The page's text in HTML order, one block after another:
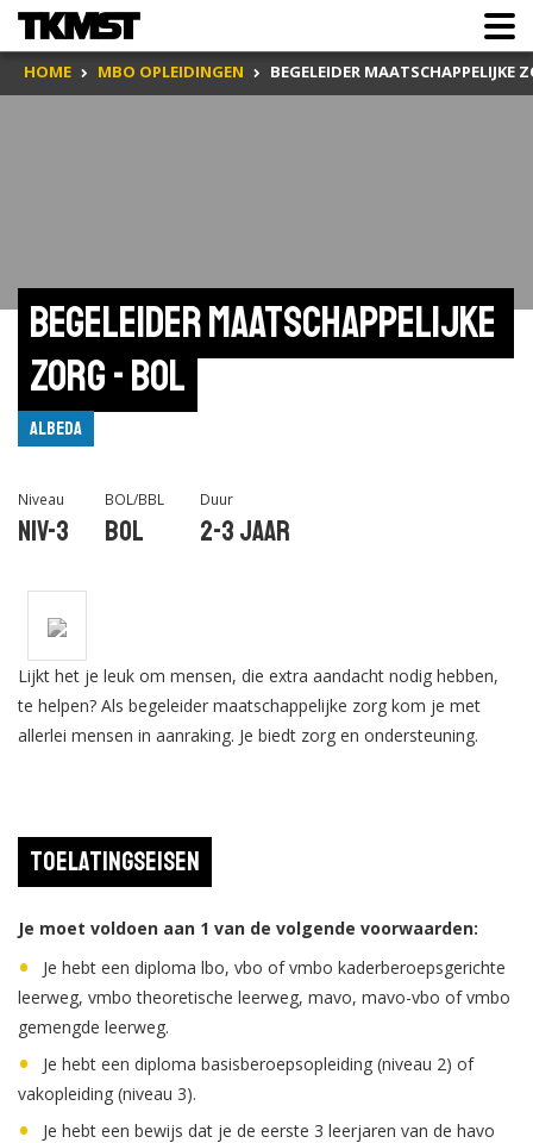
HOME MBO OPLEIDINGEN BEGELEIDER MAATSCHAPPELIJKE
Begeleider maatschappelijke
zorg - bol
Albeda
Niveau
Niv-3
BOL/BBL
BOL
Duur
2-3 jaar
Lijkt het je leuk om mensen, die extra aandacht nodig hebben,
te helpen? Als begeleider maatschappelijke zorg kom je met
allerlei mensen in aanraking. Je biedt zorg en ondersteuning.
Toelatingseisen
Je moet voldoen aan 1 van de volgende voorwaarden:
Je hebt een diploma lbo, vbo of vmbo kaderberoepsgerichte
leerweg, vmbo theoretische leerweg, mavo, mavo-vbo of vmbo
gemengde leerweg.
Je hebt een diploma basisberoepsopleiding (niveau 2) of
vakopleiding (niveau 3).
Je hebt een bewijs dat je de eerste 3 leerjaren van de havo